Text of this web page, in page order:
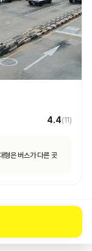
4.4(11)
형은 버스가 다른 곳